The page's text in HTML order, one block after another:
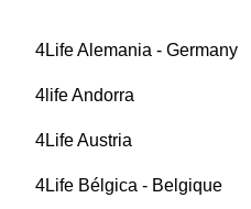
4Life Alemania - Germany
4life Andorra
4Life Austria
4Life Bélgica - Belgique